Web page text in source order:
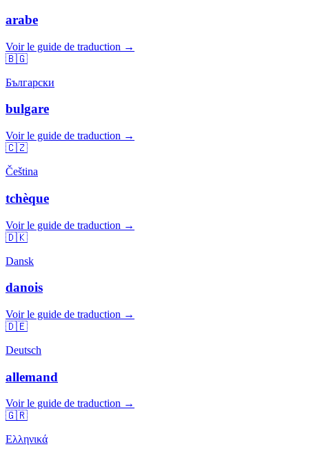
arabe
Voir le guide de traduction →
🇧🇬
Български
bulgare
Voir le guide de traduction →
🇨🇿
Čeština
tchèque
Voir le guide de traduction →
🇩🇰
Dansk
danois
Voir le guide de traduction →
🇩🇪
Deutsch
allemand
Voir le guide de traduction →
🇬🇷
Ελληνικά